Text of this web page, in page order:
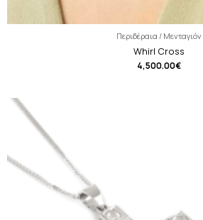
Περιδέραια / Μενταγιόν
Whirl Cross
4,500.00€